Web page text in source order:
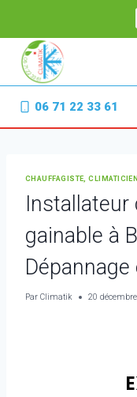
contenu
06 71 22 33 61
CHAUFFAGISTE,
gainable à
Par Climatik 20